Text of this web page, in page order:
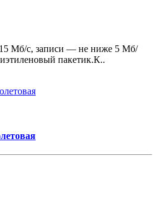
Мб/с, записи — не ниже 5 Мб/
пакетик.К..